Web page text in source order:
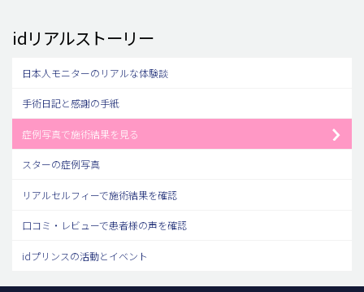
idリアルストーリー
日本人モニターのリアルな体験談
手術日記と感謝の手紙
症例写真で施術結果を見る
スターの症例写真
リアルセルフィーで施術結果を確認
口コミ・レビューで患者様の声を確認
idプリンスの活動とイベント